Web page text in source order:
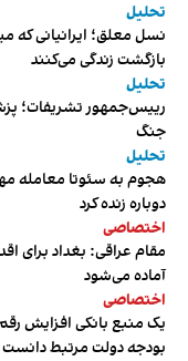
تحلیل
نسل معلق؛ ایرانیانی که
بازگشت زندگی می‌کنند
تحلیل
رییس‌جمهور تشریفات؛
جنگ
تحلیل
هجوم به سئوتا معامله
دوباره زنده کرد
اختصاصی
مقام عراقی: بغداد برای
آماده می‌شود
اختصاصی
یک منبع بانکی افزایش
بودجه دولت مرتبط دانست